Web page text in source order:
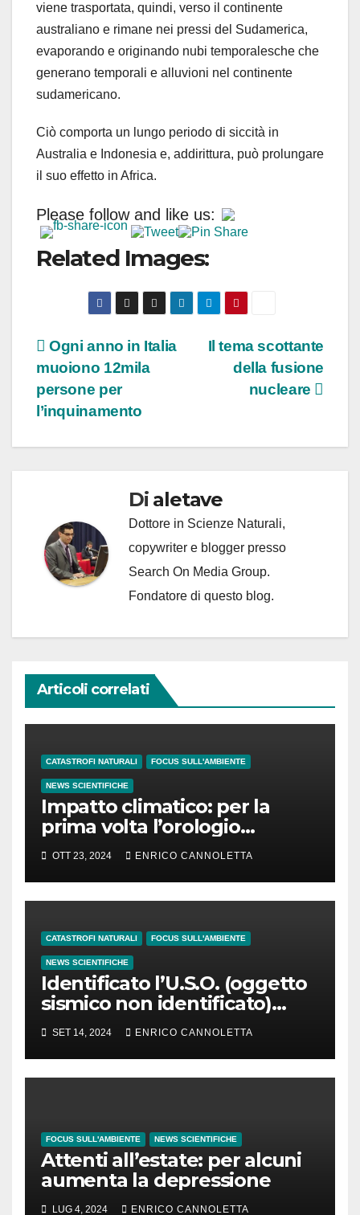
viene trasportata, quindi, verso il continente
australiano e rimane nei pressi del Sudamerica,
evaporando e originando nubi temporalesche che
generano temporali e alluvioni nel continente
sudamericano.
Ciò comporta un lungo periodo di siccità in
Australia e Indonesia e, addirittura, può prolungare
il suo effetto in Africa.
Please follow and like us:
Related Images:
Navigazione
articoli
Il tema scottante
della fusione
nucleare
Ogni anno in Italia
muoiono 12mila
persone per
l’inquinamento
Di aletave
Dottore in Scienze Naturali,
copywriter e blogger presso
Search On Media Group.
Fondatore di questo blog.
Articoli correlati
CATASTROFI NATURALI FOCUS SULL'AMBIENTE
NEWS SCIENTIFICHE
Impatto climatico: per la
prima volta l’orologio
standard potrebbe essere
ritardato di 1″
OTT 23, 2024 ENRICO CANNOLETTA
CATASTROFI NATURALI FOCUS SULL'AMBIENTE
NEWS SCIENTIFICHE
Identificato l’U.S.O. (oggetto
sismico non identificato)
osservato in Groenlandia
SET 14, 2024 ENRICO CANNOLETTA
FOCUS SULL'AMBIENTE NEWS SCIENTIFICHE
Attenti all’estate: per alcuni
aumenta la depressione
LUG 4, 2024 ENRICO CANNOLETTA